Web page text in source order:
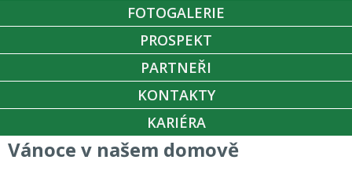
FOTOGALERIE
PROSPEKT
PARTNEŘI
KONTAKTY
KARIÉRA
Vánoce v našem domově